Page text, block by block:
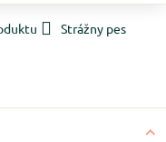
Strážny pes